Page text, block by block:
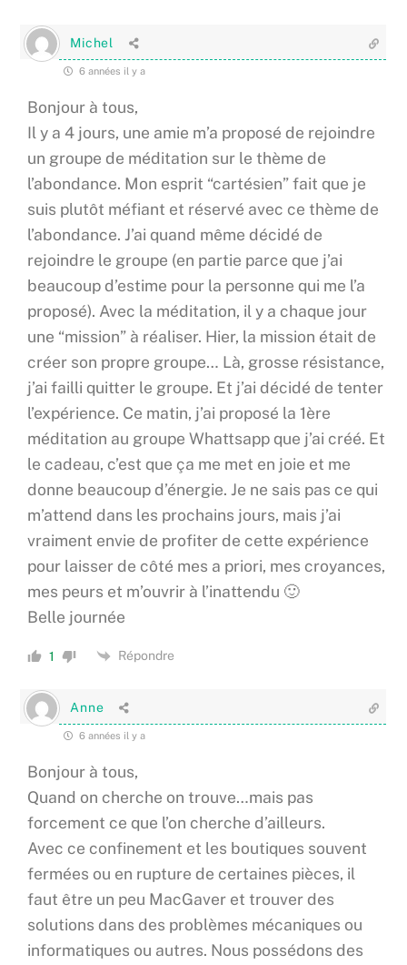
Michel
6 années il y a
Bonjour à tous,
Il y a 4 jours, une amie m’a proposé de rejoindre
un groupe de méditation sur le thème de
l’abondance. Mon esprit “cartésien” fait que je
suis plutôt méfiant et réservé avec ce thème de
l’abondance. J’ai quand même décidé de
rejoindre le groupe (en partie parce que j’ai
beaucoup d’estime pour la personne qui me l’a
proposé). Avec la méditation, il y a chaque jour
une “mission” à réaliser. Hier, la mission était de
créer son propre groupe… Là, grosse résistance,
j’ai failli quitter le groupe. Et j’ai décidé de tenter
l’expérience. Ce matin, j’ai proposé la 1ère
méditation au groupe Whattsapp que j’ai créé. Et
le cadeau, c’est que ça me met en joie et me
donne beaucoup d’énergie. Je ne sais pas ce qui
m’attend dans les prochains jours, mais j’ai
vraiment envie de profiter de cette expérience
pour laisser de côté mes a priori, mes croyances,
mes peurs et m’ouvrir à l’inattendu 🙂
Belle journée
1 Répondre
Anne
6 années il y a
Bonjour à tous,
Quand on cherche on trouve…mais pas
forcement ce que l’on cherche d’ailleurs.
Avec ce confinement et les boutiques souvent
fermées ou en rupture de certaines pièces, il
faut être un peu MacGaver et trouver des
solutions dans des problèmes mécaniques ou
informatiques ou autres. Nous possédons des